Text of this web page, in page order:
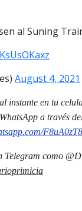
al Suning
August 4, 2021
instante en tu
a través
com/
Telegram como